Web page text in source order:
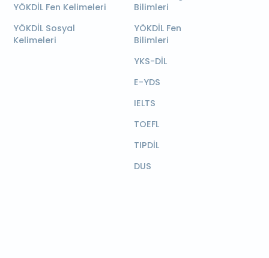
YÖKDİL Fen Kelimeleri
YÖKDİL Sosyal
Kelimeleri
Bilimleri
YÖKDİL Fen
Bilimleri
YKS-DİL
E-YDS
IELTS
TOEFL
TIPDİL
DUS